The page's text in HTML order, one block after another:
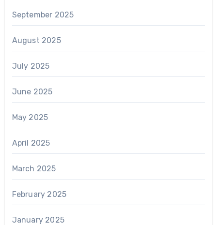
September 2025
August 2025
July 2025
June 2025
May 2025
April 2025
March 2025
February 2025
January 2025